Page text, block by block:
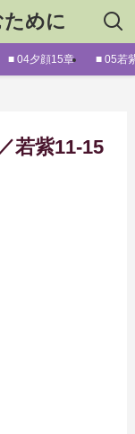
めに
■ 04夕顔15章 ■ 05若
若紫11-15